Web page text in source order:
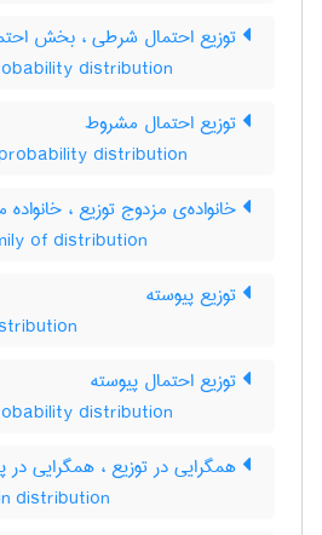
توزیع احتمال شرطی ، بخش
distribution
توزیع احتمال مشروط
distribution
خانواده‌ی مزدوج توزیع ، خانواده
of distribution
توزیع پیوسته
توزیع احتمال پیوسته
distribution
همگرایی در توزیع ، همگرایی
distribution